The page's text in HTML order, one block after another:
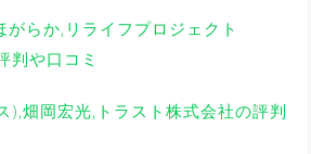
がらか,リライフプロジェクト
や口コミ
),畑岡宏光,トラスト株式会社の評判